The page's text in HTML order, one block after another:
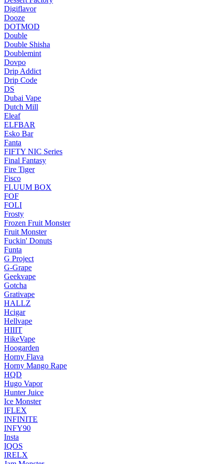
Digiflavor
Dooze
DOTMOD
Double
Double Shisha
Doublemint
Dovpo
Drip Addict
Drip Code
DS
Dubai Vape
Dutch Mill
Eleaf
ELFBAR
Esko Bar
Fanta
FIFTY NIC Series
Final Fantasy
Fire Tiger
Fisco
FLUUM BOX
FOF
FOLI
Frosty
Frozen Fruit Monster
Fruit Monster
Fuckin' Donuts
Funta
G Project
G-Grape
Geekvape
Gotcha
Grativape
HALLZ
Hcigar
Hellvape
HIIIT
HikeVape
Hoogarden
Horny Flava
Horny Mango Rape
HQD
Hugo Vapor
Hunter Juice
Ice Monster
IFLEX
INFINITE
INFY90
Insta
IQOS
IRELX